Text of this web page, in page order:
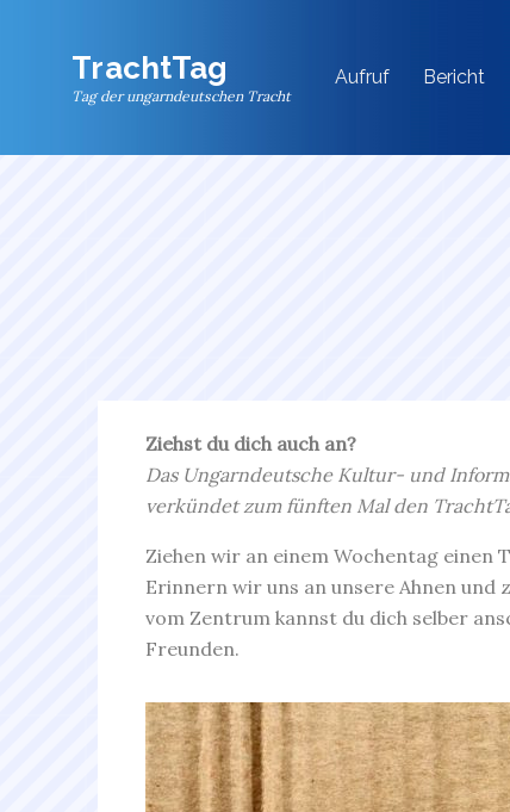
TrachtTag
Tag der ungarndeutschen Tracht
Aufruf Bericht
Ziehst du dich auch an?
Das Ungarndeutsche Kultur- und
verkündet zum fünften Mal den
Ziehen wir an einem Wochentag
Erinnern wir uns an unsere Ahnen
vom Zentrum kannst du dich selber
Freunden.